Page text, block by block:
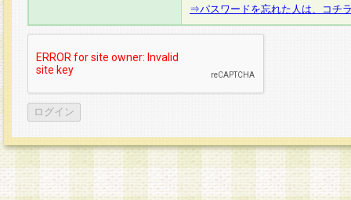
⇒パスワードを忘れた人は、コチ